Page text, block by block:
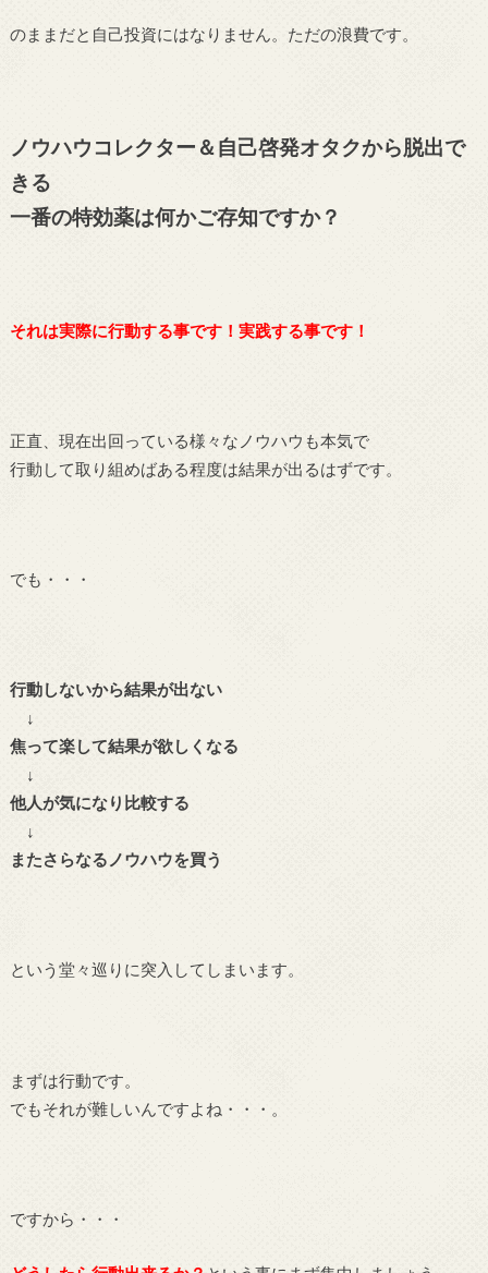
のままだと自己投資にはなりません。ただの浪費です。
ノウハウコレクター＆自己啓発オタクから脱出で
きる
一番の特効薬は何かご存知ですか？
それは実際に行動する事です！実践する事です！
正直、現在出回っている様々なノウハウも本気で
行動して取り組めばある程度は結果が出るはずです。
でも・・・
行動しないから結果が出ない
↓
焦って楽して結果が欲しくなる
↓
他人が気になり比較する
↓
またさらなるノウハウを買う
という堂々巡りに突入してしまいます。
まずは行動です。
でもそれが難しいんですよね・・・。
ですから・・・